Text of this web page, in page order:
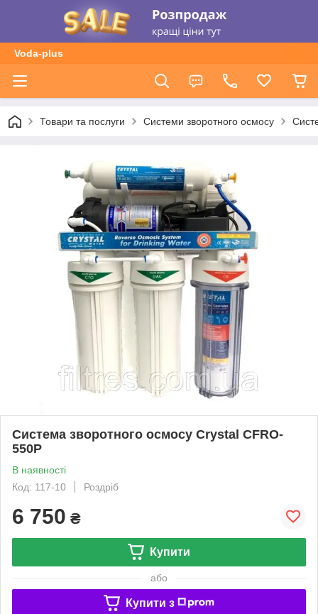
Voda-plus
Товари та послуги Системи зворотного осмосу
Система зворотного осмосу Crystal CFRO-
550P
В наявності
Код: 117-10
Роздріб
6 750 ₴
Купити
або
Купити з